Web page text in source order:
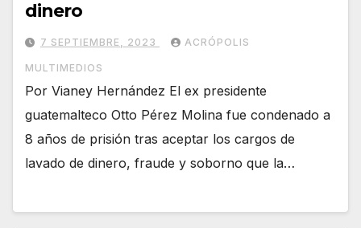
dinero
7 SEPTIEMBRE, 2023 ACRÓPOLIS
MULTIMEDIOS
Por Vianey Hernández El ex presidente
guatemalteco Otto Pérez Molina fue condenado a
8 años de prisión tras aceptar los cargos de
lavado de dinero, fraude y soborno que la…